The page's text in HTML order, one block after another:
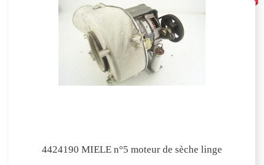
4424190 MIELE n°5 moteur de sèche linge